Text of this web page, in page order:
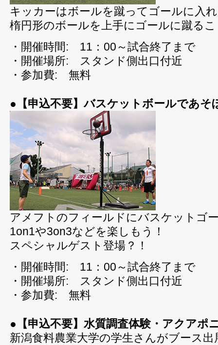
キッカーはボールを蹴ってゴールに入
楕円形のボールを上手にゴールに蹴る
・開催時間: 11：00～試合終了まで
・開催場所: スタンド側出口付近
・参加費: 無料
●【申込不要】バスケットボールであそ
アメフトのフィールドにバスケットゴ
1on1や3on3などを楽しもう！
スペシャルゲスト登場？！
・開催時間: 11：00～試合終了まで
・開催場所: スタンド側出口付近
・参加費: 無料
●【申込不要】水質調査体験・アクアポ
新潟食料農業大学の学生さんがブース出